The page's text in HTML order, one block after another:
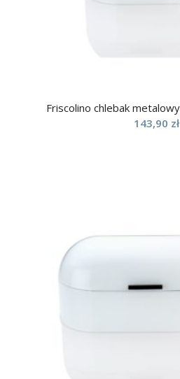
Friscolino chlebak
143,90 zł